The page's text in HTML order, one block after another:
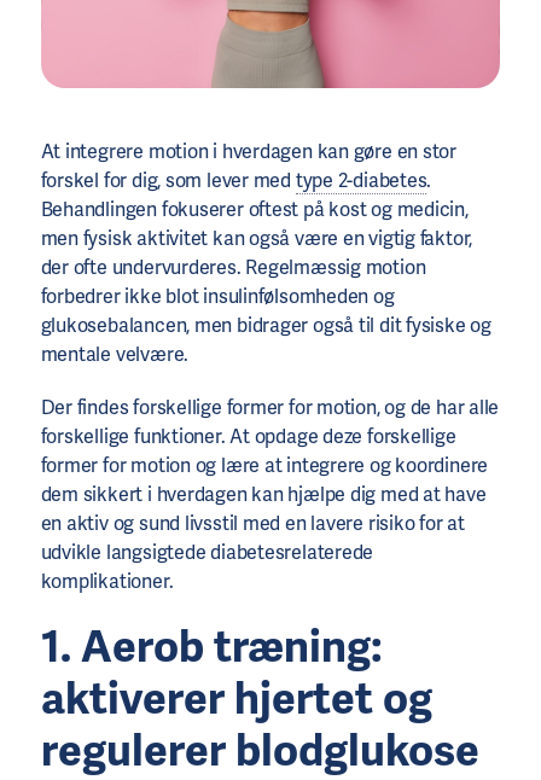
At integrere motion i hverdagen kan gøre en stor
forskel for dig, som lever med type 2-diabetes.
Behandlingen fokuserer oftest på kost og medicin,
men fysisk aktivitet kan også være en vigtig faktor,
der ofte undervurderes. Regelmæssig motion
forbedrer ikke blot insulinfølsomheden og
glukosebalancen, men bidrager også til dit fysiske og
mentale velvære.
Der findes forskellige former for motion, og de har alle
forskellige funktioner. At opdage deze forskellige
former for motion og lære at integrere og koordinere
dem sikkert i hverdagen kan hjælpe dig med at have
en aktiv og sund livsstil med en lavere risiko for at
udvikle langsigtede diabetesrelaterede
komplikationer.
1. Aerob træning:
aktiverer hjertet og
regulerer blodglukose